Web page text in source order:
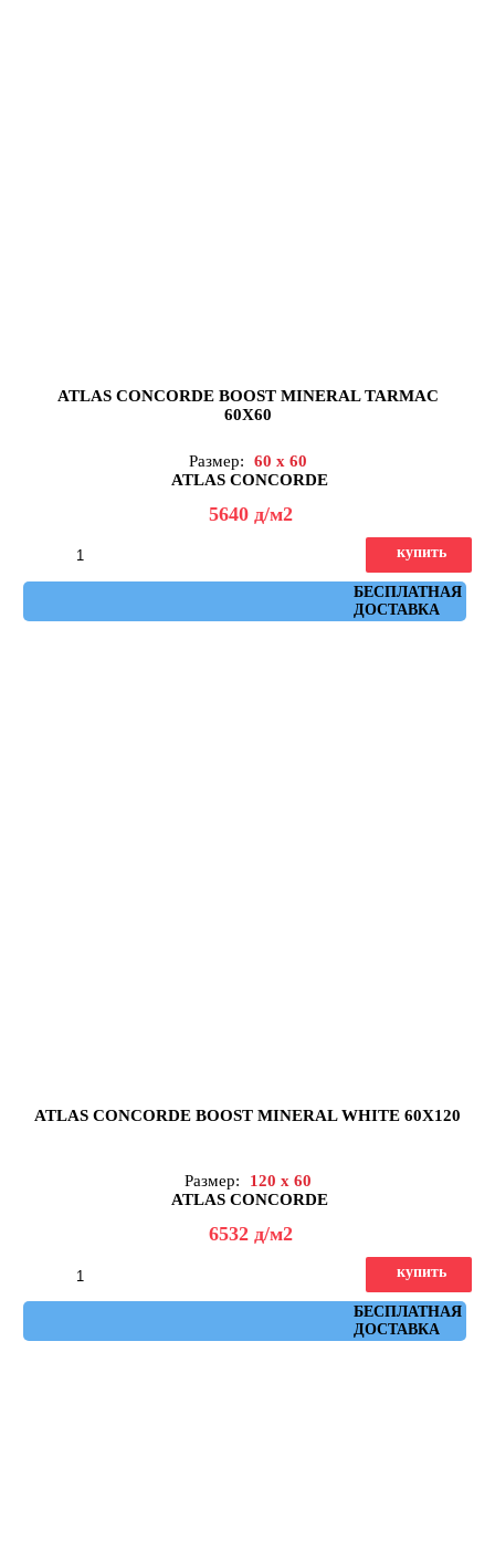
ATLAS CONCORDE BOOST MINERAL TARMAC
60X60
Размер:
60 x 60
ATLAS CONCORDE
5640 д/м2
БЕСПЛАТНАЯ
ДОСТАВКА
купить
ATLAS CONCORDE BOOST MINERAL WHITE 60X120
Размер:
120 x 60
ATLAS CONCORDE
6532 д/м2
БЕСПЛАТНАЯ
ДОСТАВКА
купить